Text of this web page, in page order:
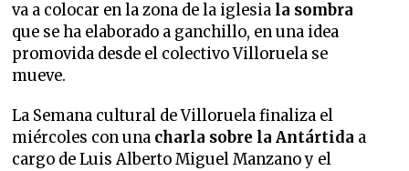
va a colocar en la zona de la iglesia la sombra
que se ha elaborado a ganchillo, en una idea
promovida desde el colectivo Villoruela se
mueve.
La Semana cultural de Villoruela finaliza el
miércoles con una charla sobre la Antártida a
cargo de Luis Alberto Miguel Manzano y el